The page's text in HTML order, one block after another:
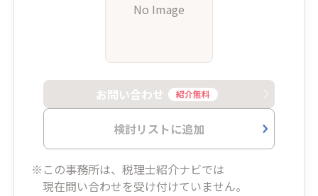
No Image
お問い合わせ 紹介無料
検討リストに追加
※この事務所は、税理士紹介ナビでは
現在問い合わせを受け付けていません。